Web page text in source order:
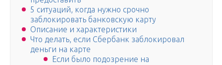
5 ситуаций, когда нужно срочно
заблокировать банковскую карту
Описание и характеристики
Что делать, если Сбербанк заблокировал
деньги на карте
Если было подозрение на